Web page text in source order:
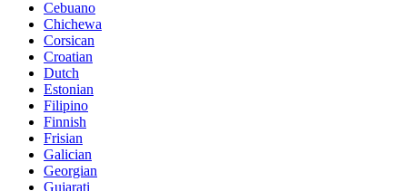
Cebuano
Chichewa
Corsican
Croatian
Dutch
Estonian
Filipino
Finnish
Frisian
Galician
Georgian
Gujarati